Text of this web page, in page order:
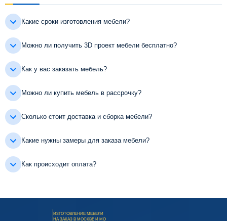
Какие сроки изготовления мебели?
Можно ли получить 3D проект мебели бесплатно?
Как у вас заказать мебель?
Можно ли купить мебель в рассрочку?
Сколько стоит доставка и сборка мебели?
Какие нужны замеры для заказа мебели?
Как происходит оплата?
ИЗГОТОВЛЕНИЕ МЕБЕЛИ
НА ЗАКАЗ В МОСКВЕ И МО